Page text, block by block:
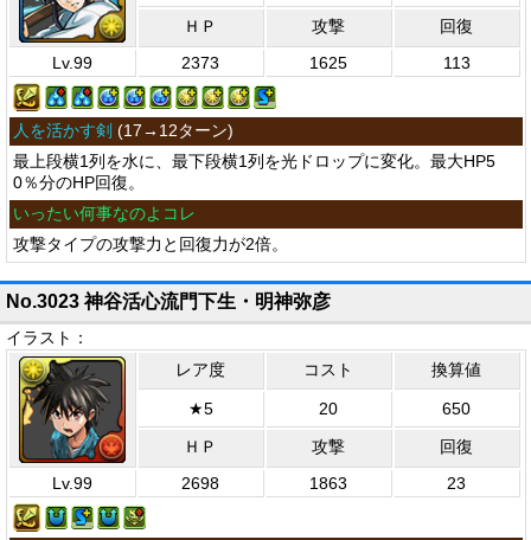
ＨＰ
攻撃
回復
Lv.99
2373 1625 113
人を活かす剣 (17→12ターン)
最上段横1列を水に、最下段横1列を光ドロップに変化。最大HP5
0％分のHP回復。
いったい何事なのよコレ
攻撃タイプの攻撃力と回復力が2倍。
No.3023 神谷活心流門下生・明神弥彦
イラスト：
レア度 コスト 換算値
★5 20
650
ＨＰ
攻撃
回復
Lv.99
2698 1863 23